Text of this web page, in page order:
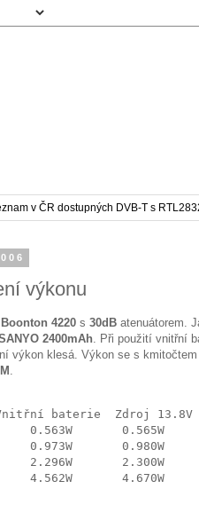
v ČR dostupných DVB-T s
výkonu
Boonton 4220 s 30dB atenuátorem.
2400mAh. Při použití vnitřní
výkon klesá. Výkon se s
.
baterie  Zdroj 13.8V
0.563W       0.565W
0.973W       0.980W
2.296W       2.300W
4.562W       4.670W